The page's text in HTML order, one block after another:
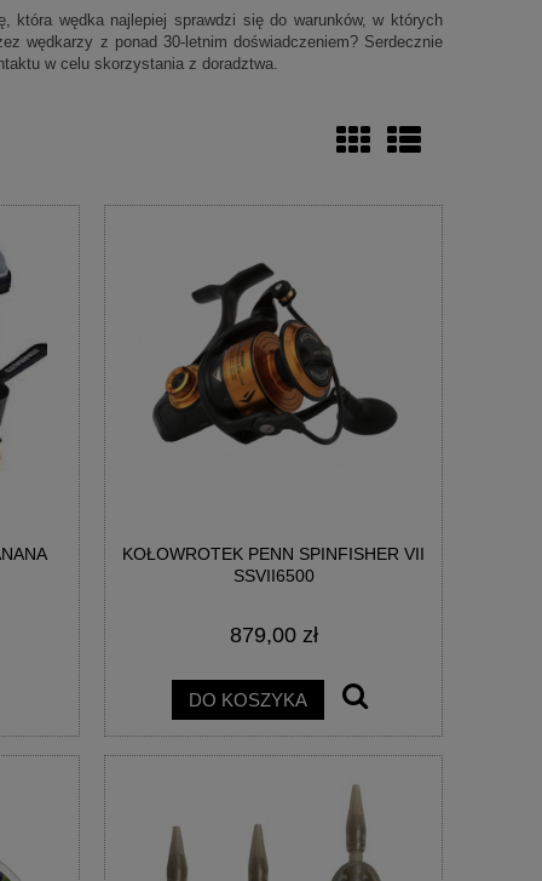
która wędka najlepiej sprawdzi się do warunków, w których
wędkarzy z ponad 30-letnim doświadczeniem? Serdecznie
w celu skorzystania z doradztwa.
KOŁOWROTEK PENN SPINFISHER VII
SSVII6500
879,00 zł
DO KOSZYKA